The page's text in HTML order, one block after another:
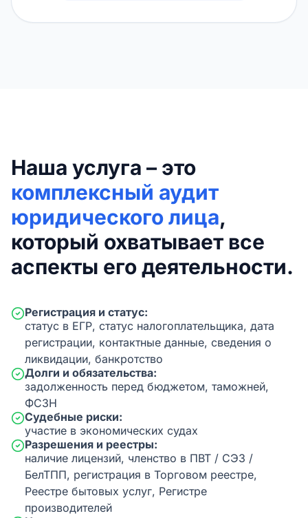
Наша услуга – это
комплексный аудит
юридического лица,
который охватывает все
аспекты его деятельности.
Регистрация и статус:
статус в ЕГР, статус налогоплательщика, дата
регистрации, контактные данные, сведения о
ликвидации, банкротство
Долги и обязательства:
задолженность перед бюджетом, таможней,
ФСЗН
Судебные риски:
участие в экономических судах
Разрешения и реестры:
наличие лицензий, членство в ПВТ / СЭЗ /
БелТПП, регистрация в Торговом реестре,
Реестре бытовых услуг, Регистре
производителей